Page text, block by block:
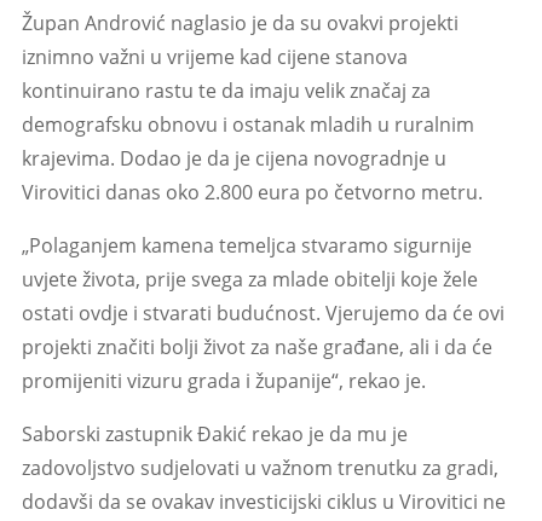
Župan Andrović naglasio je da su ovakvi projekti
iznimno važni u vrijeme kad cijene stanova
kontinuirano rastu te da imaju velik značaj za
demografsku obnovu i ostanak mladih u ruralnim
krajevima. Dodao je da je cijena novogradnje u
Virovitici danas oko 2.800 eura po četvorno metru.
„Polaganjem kamena temeljca stvaramo sigurnije
uvjete života, prije svega za mlade obitelji koje žele
ostati ovdje i stvarati budućnost. Vjerujemo da će ovi
projekti značiti bolji život za naše građane, ali i da će
promijeniti vizuru grada i županije“, rekao je.
Saborski zastupnik Đakić rekao je da mu je
zadovoljstvo sudjelovati u važnom trenutku za gradi,
dodavši da se ovakav investicijski ciklus u Virovitici ne